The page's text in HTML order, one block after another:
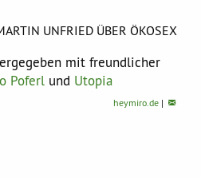
UNFRIED ÜBER ÖKOSEX
mit freundlicher
Poferl und Utopia
heymiro.de |